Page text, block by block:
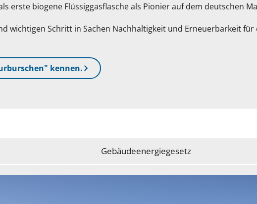
erste biogene Flüssiggasflasche als Pionier auf dem deutschen
wichtigen Schritt in Sachen Nachhaltigkeit und Erneuerbarkeit für
kennen.
Gebäudeenergiegesetz